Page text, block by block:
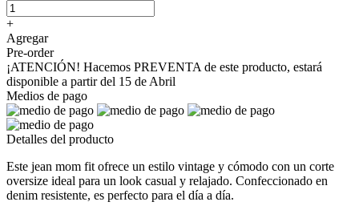
+
Agregar
Pre-order
¡ATENCIÓN! Hacemos PREVENTA de este producto, estará
disponible a partir del 15 de Abril
Medios de pago
Detalles del producto
Este jean mom fit ofrece un estilo vintage y cómodo con un corte
oversize ideal para un look casual y relajado. Confeccionado en
denim resistente, es perfecto para el día a día.